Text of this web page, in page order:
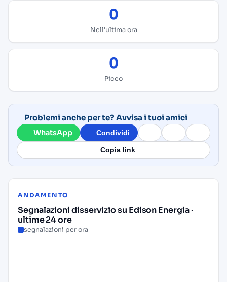
0
Nell'ultima ora
0
Picco
Problemi anche per te? Avvisa i tuoi amici
WhatsApp Condividi
Copia link
ANDAMENTO
Segnalazioni disservizio su Edison Energia ·
ultime 24 ore
segnalazioni per ora